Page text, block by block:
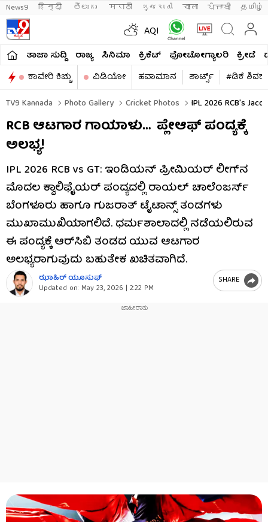
News9 हिन्दी తెలుగు मराठी ગુજરાતી বাংলা ਪੰਜਾਬੀ தமிழ்
AQI
ತಾಜಾ ಸುದ್ದಿ ರಾಜ್ಯ ಸಿನಿಮಾ ಕ್ರಿಕೆಟ್​ ಫೋಟೋಗ್ಯಾಲರಿ ಕ್ರೀಡೆ
ಕಾವೇರಿ ಕಿಚ್ಚು
ವಿಡಿಯೋ ಹವಾಮಾನ ಶಾರ್ಟ್ಸ್​
#ಡಿಕೆ
TV9 Kannada
Photo Gallery Cricket Photos IPL 2026 RCB's
RCB ಆಟಗಾರ ಗಾಯಾಳು… ಪ್ಲೇಆಫ್​ ಪಂದ್ಯಕ್ಕೆ
ಅಲಭ್ಯ!
IPL 2026 RCB vs GT: ಇಂಡಿಯನ್ ಪ್ರೀಮಿಯರ್ ಲೀಗ್​ನ
ಮೊದಲ ಕ್ವಾಲಿಫೈಯರ್ ಪಂದ್ಯದಲ್ಲಿ ರಾಯಲ್ ಚಾಲೆಂಜರ್ಸ್
ಬೆಂಗಳೂರು ಹಾಗೂ ಗುಜರಾತ್ ಟೈಟಾನ್ಸ್ ತಂಡಗಳು
ಮುಖಾಮುಖಿಯಾಗಲಿದೆ. ಧರ್ಮಶಾಲಾದಲ್ಲಿ ನಡೆಯಲಿರುವ
ಈ ಪಂದ್ಯಕ್ಕೆ ಆರ್​ಸಿಬಿ ತಂಡದ ಯುವ ಆಟಗಾರ
ಅಲಭ್ಯರಾಗುವುದು ಬಹುತೇಕ ಖಚಿತವಾಗಿದೆ.
ಝಾಹಿರ್ ಯೂಸುಫ್
Updated on: May 23, 2026 | 2:22 PM
SHARE